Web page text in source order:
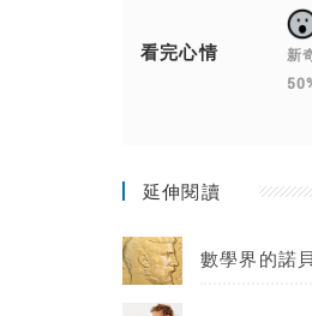
看完心情
新
延伸閱讀
數學界的諾